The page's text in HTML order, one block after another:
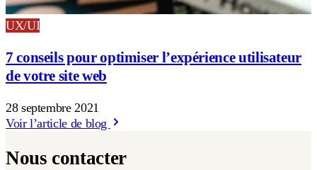
UX/UI
7 conseils pour optimiser l’expérience utilisateur
de votre site web
28 septembre 2021
Voir l’article de blog
Nous contacter